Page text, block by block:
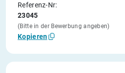
Referenz-Nr:
23045
(Bitte in der Bewerbung angeben)
Kopieren